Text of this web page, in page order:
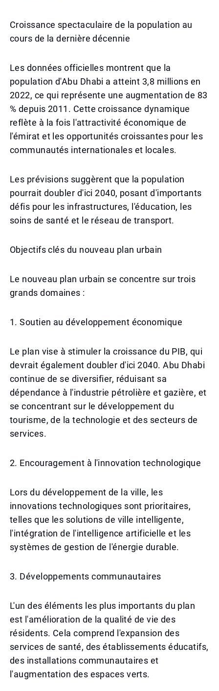
Croissance spectaculaire de la population au
cours de la dernière décennie
Les données officielles montrent que la
population d'Abu Dhabi a atteint 3,8 millions en
2022, ce qui représente une augmentation de 83
% depuis 2011. Cette croissance dynamique
reflète à la fois l'attractivité économique de
l'émirat et les opportunités croissantes pour les
communautés internationales et locales.
Les prévisions suggèrent que la population
pourrait doubler d'ici 2040, posant d'importants
défis pour les infrastructures, l'éducation, les
soins de santé et le réseau de transport.
Objectifs clés du nouveau plan urbain
Le nouveau plan urbain se concentre sur trois
grands domaines :
1. Soutien au développement économique
Le plan vise à stimuler la croissance du PIB, qui
devrait également doubler d'ici 2040. Abu Dhabi
continue de se diversifier, réduisant sa
dépendance à l'industrie pétrolière et gazière, et
se concentrant sur le développement du
tourisme, de la technologie et des secteurs de
services.
2. Encouragement à l'innovation technologique
Lors du développement de la ville, les
innovations technologiques sont prioritaires,
telles que les solutions de ville intelligente,
l'intégration de l'intelligence artificielle et les
systèmes de gestion de l'énergie durable.
3. Développements communautaires
L'un des éléments les plus importants du plan
est l'amélioration de la qualité de vie des
résidents. Cela comprend l'expansion des
services de santé, des établissements éducatifs,
des installations communautaires et
l'augmentation des espaces verts.